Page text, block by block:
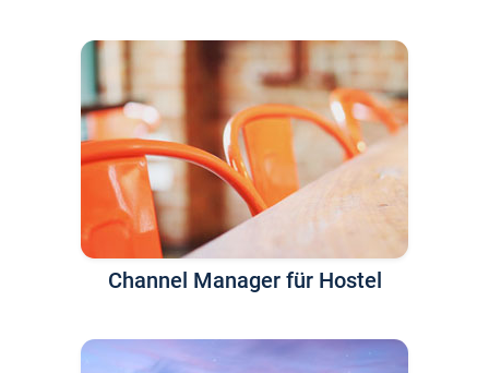
Channel Manager für Hostel